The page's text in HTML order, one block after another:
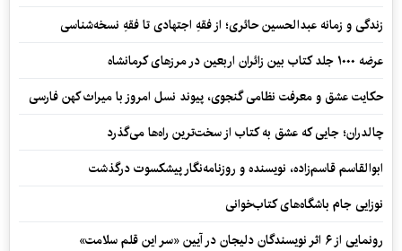
زندگی و زمانه عبدالحسین حائری؛ از فقهِ اجتهادی تا فقهِ نسخه‌شناسی
عرضه ۱۰۰۰ جلد کتاب بین زائران اربعین در مرزهای کرمانشاه
حکایت عشق و معرفت نظامی گنجوی، پیوند نسل امروز با میراث کهن فارسی
چالدران؛ جایی که عشق به کتاب از سخت‌ترین راه‌ها می‌گذرد
ابوالقاسم قاسم‌زاده، نویسنده و روزنامه‌نگار پیشکسوت درگذشت
نوزایی جام باشگاه‌های کتاب‌خوانی
رونمایی از ۶ اثر نویسندگان دلیجان در آیین «سر این قلم سلامت»